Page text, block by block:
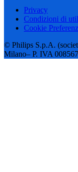
Privacy
Condizioni di
Cookie
© Philips S.p.A.
Milano– P. IVA